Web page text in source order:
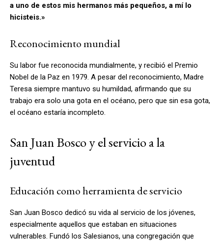
a uno de estos mis hermanos más pequeños, a mí lo
hicisteis.»
Reconocimiento mundial
Su labor fue reconocida mundialmente, y recibió el Premio
Nobel de la Paz en 1979. A pesar del reconocimiento, Madre
Teresa siempre mantuvo su humildad, afirmando que su
trabajo era solo una gota en el océano, pero que sin esa gota,
el océano estaría incompleto.
San Juan Bosco y el servicio a la
juventud
Educación como herramienta de servicio
San Juan Bosco dedicó su vida al servicio de los jóvenes,
especialmente aquellos que estaban en situaciones
vulnerables. Fundó los Salesianos, una congregación que